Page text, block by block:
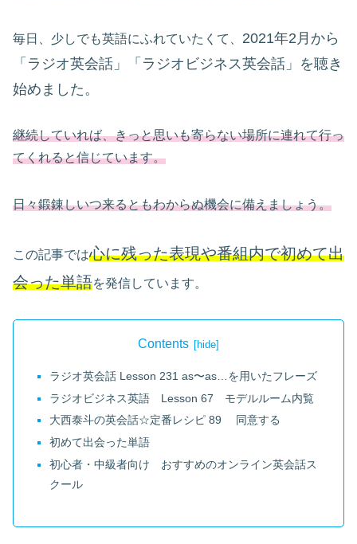
毎日、少しでも英語にふれていたくて、 2021年2月から
「ラジオ英会話」「ラジオビジネス英会話」を聴き
始めました。
継続していれば、きっと思いも寄らない場所に連れて行っ
てくれると信じています。
日々鍛錬しいつ来るともわからぬ機会に備えましょう。
この記事では心に残った表現や番組内で初めて出
会った単語を発信しています。
Contents
ラジオ英会話 Lesson 231 as〜as…を用いたフレーズ
ラジオビジネス英語 Lesson 67 モデルルーム内覧
大西泰斗の英会話☆定番レシピ 89 同意する
初めて出会った単語
初心者・中級者向け おすすめのオンライン英会話ス
クール